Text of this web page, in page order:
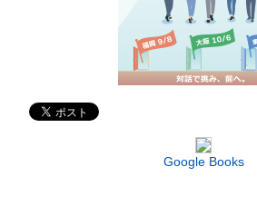
Google Books